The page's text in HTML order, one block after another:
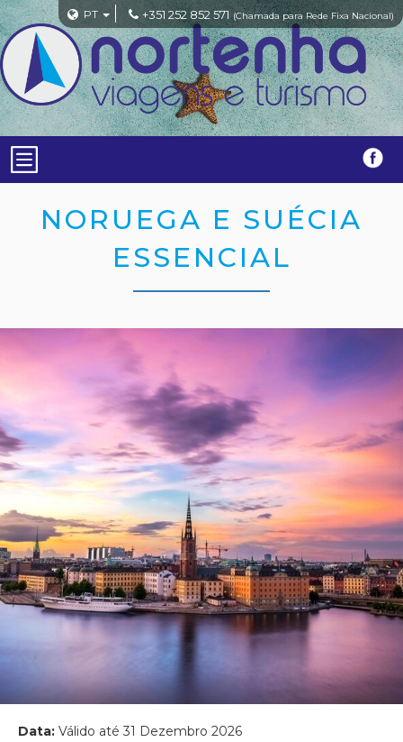
PT +351 252 852 571 (Chamada para Rede Fixa Nacional)
NORUEGA E SUÉCIA
ESSENCIAL
Data: Válido até 31 Dezembro 2026